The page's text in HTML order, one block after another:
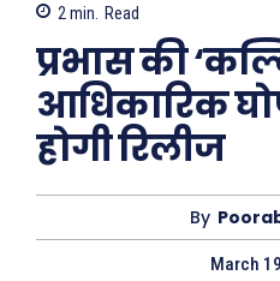
2 min. Read
प्रभास की
आधिकारिक
होगी रिलीज
By
March